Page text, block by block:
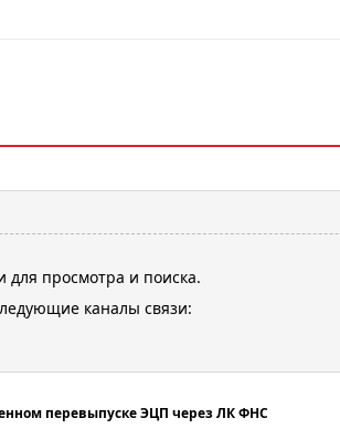
просмотра и поиска.
каналы связи:
перевыпуске ЭЦП через ЛК ФНС